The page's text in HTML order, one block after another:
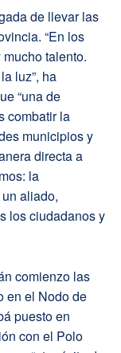
de llevar las
“En los
talento.
luz”, ha
“una de
combatir la
municipios y
directa a
la
aliado,
los ciudadanos y
comienzo las
en el Nodo de
puesto en
con el Polo